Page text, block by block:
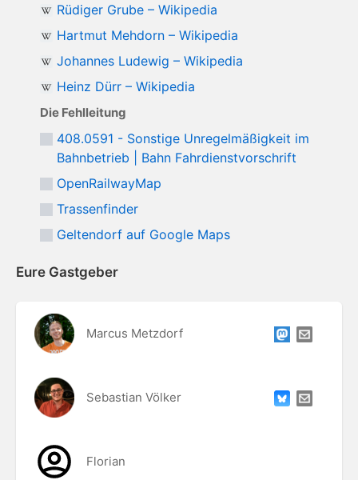
Rüdiger Grube – Wikipedia
Hartmut Mehdorn – Wikipedia
Johannes Ludewig – Wikipedia
Heinz Dürr – Wikipedia
Die Fehlleitung
408.0591 - Sonstige Unregelmäßigkeit im
Bahnbetrieb | Bahn Fahrdienstvorschrift
OpenRailwayMap
Trassenfinder
Geltendorf auf Google Maps
Eure Gastgeber
Marcus Metzdorf
Sebastian Völker
Florian